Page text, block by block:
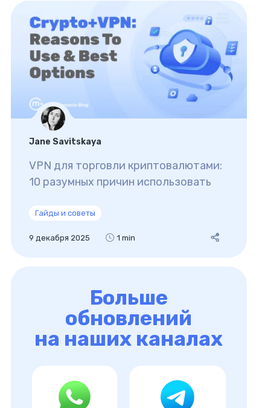
Jane Savitskaya
VPN для торговли криптовалютами:
10 разумных причин использовать
Гайды и советы
9 декабря 2025 1 min
Больше
обновлений
на наших каналах